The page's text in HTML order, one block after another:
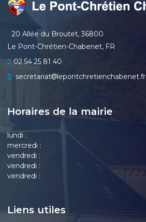
20 Allée du Broutet, 36800
Le Pont-Chrétien-Chabenet, FR
02 54 25 81 40
secretariat
lepontchretienchabenet.fr
Horaires de la mairie
lundi :
mercredi :
vendredi :
vendredi :
vendredi :
Liens utiles